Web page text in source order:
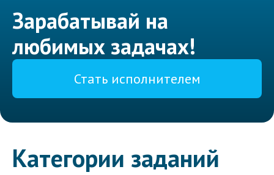
Зарабатывай на
любимых задачах!
Стать исполнителем
Категории заданий